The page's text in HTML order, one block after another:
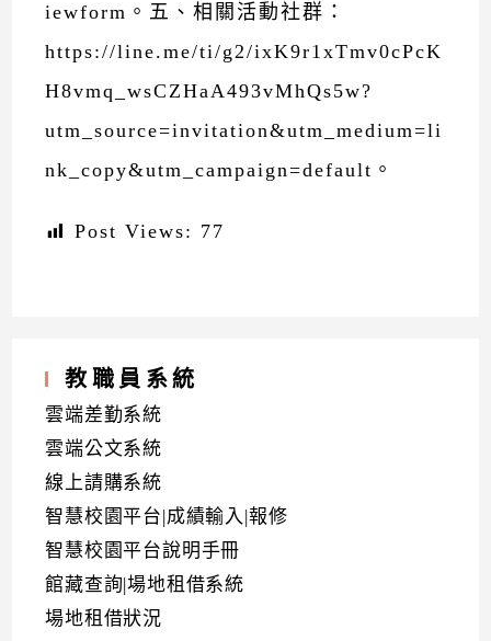
iewform。五、相關活動社群：
https://line.me/ti/g2/ixK9r1xTmv0cPcK
H8vmq_wsCZHaA493vMhQs5w?
utm_source=invitation&utm_medium=li
nk_copy&utm_campaign=default。
Post Views: 77
教職員系統
雲端差勤系統
雲端公文系統
線上請購系統
智慧校園平台|成績輸入|報修
智慧校園平台說明手冊
館藏查詢|場地租借系統
場地租借狀況